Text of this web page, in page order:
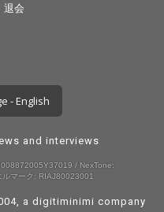
退会
- English
and interviews
/ NexTone:
マーク: RIAJ80023001
a digitiminimi company